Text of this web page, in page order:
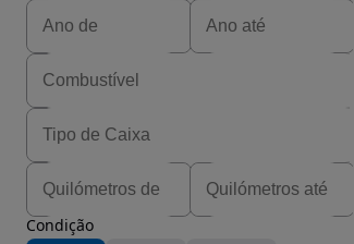
Condição